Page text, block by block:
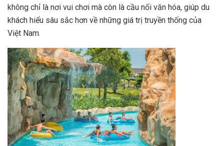
không chỉ là nơi vui chơi mà còn là cầu nối văn hóa, giúp du
khách hiểu sâu sắc hơn về những giá trị truyền thống của
Việt Nam.